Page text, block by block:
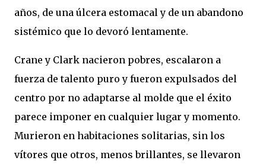
años, de una úlcera estomacal y de un abandono
sistémico que lo devoró lentamente.
Crane y Clark nacieron pobres, escalaron a
fuerza de talento puro y fueron expulsados del
centro por no adaptarse al molde que el éxito
parece imponer en cualquier lugar y momento.
Murieron en habitaciones solitarias, sin los
vítores que otros, menos brillantes, se llevaron